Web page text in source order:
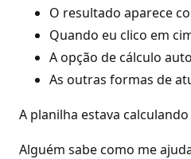
O resultado aparece
Quando eu clico em
A opção de cálculo
As outras formas de
A planilha estava
Alguém sabe como me